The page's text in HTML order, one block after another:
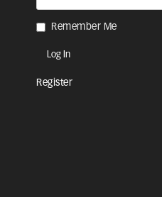
Remember Me
Register